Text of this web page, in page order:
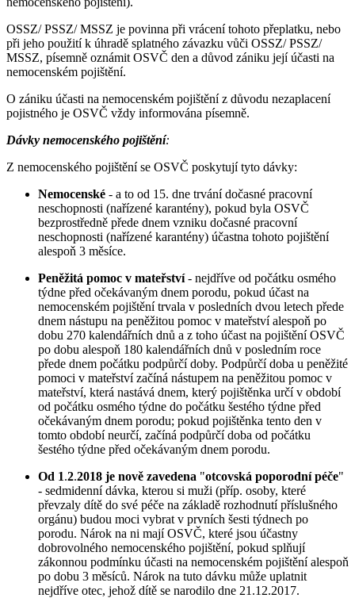
OSSZ/ PSSZ/ MSSZ je povinna při vrácení tohoto přeplatku, nebo
při jeho použití k úhradě splatného závazku vůči OSSZ/ PSSZ/
MSSZ, písemně oznámit OSVČ den a důvod zániku její účasti na
nemocenském pojištění.
O zániku účasti na nemocenském pojištění z důvodu nezaplacení
pojistného je OSVČ vždy informována písemně.
Dávky nemocenského pojištění:
Z nemocenského pojištění se OSVČ poskytují tyto dávky:
Nemocenské - a to od 15. dne trvání dočasné pracovní
neschopnosti (nařízené karantény), pokud byla OSVČ
bezprostředně přede dnem vzniku dočasné pracovní
neschopnosti (nařízené karantény) účastna tohoto pojištění
alespoň 3 měsíce.
Peněžitá pomoc v mateřství- nejdříve od počátku osmého
týdne před očekávaným dnem porodu, pokud účast na
nemocenském pojištění trvala v posledních dvou letech přede
dnem nástupu na peněžitou pomoc v mateřství alespoň po
dobu 270 kalendářních dnů a z toho účast na pojištění OSVČ
po dobu alespoň 180 kalendářních dnů v posledním roce
přede dnem počátku podpůrčí doby. Podpůrčí doba u peněžité
pomoci v mateřství začíná nástupem na peněžitou pomoc v
mateřství, která nastává dnem, který pojištěnka určí v období
od počátku osmého týdne do počátku šestého týdne před
očekávaným dnem porodu; pokud pojištěnka tento den v
tomto období neurčí, začíná podpůrčí doba od počátku
šestého týdne před očekávaným dnem porodu.
Od 1.2.2018 je nově zavedena "otcovská poporodní péče"
- sedmidenní dávka, kterou si muži (příp. osoby, které
převzaly dítě do své péče na základě rozhodnutí příslušného
orgánu) budou moci vybrat v prvních šesti týdnech po
porodu. Nárok na ni mají OSVČ, které jsou účastny
dobrovolného nemocenského pojištění, pokud splňují
zákonnou podmínku účasti na nemocenském pojištění alespoň
po dobu 3 měsíců. Nárok na tuto dávku může uplatnit
nejdříve otec, jehož dítě se narodilo dne 21.12.2017.